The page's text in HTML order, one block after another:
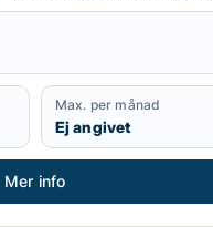
Max. per månad
Ej angivet
Mer info